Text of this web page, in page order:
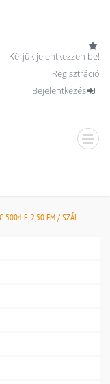
Kérjük jelentkezzen be!
Regisztráció
Bejelentkezés
5004 E, 2,50 FM / SZÁL